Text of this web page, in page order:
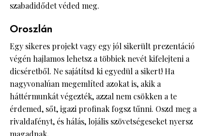
szabadidődet véded meg.
Oroszlán
Egy sikeres projekt vagy egy jól sikerült prezentáció
végén hajlamos lehetsz a többiek nevét kifelejteni a
dicséretből. Ne sajátítsd ki egyedül a sikert! Ha
nagyvonalúan megemlíted azokat is, akik a
háttérmunkát végezték, azzal nem csökken a te
érdemed, sőt, igazi profinak fogsz tűnni. Oszd meg a
rivaldafényt, és hálás, lojális szövetségeseket nyersz
magadnak.